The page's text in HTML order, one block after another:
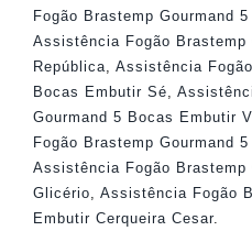
Fogão Brastemp Gourmand
Assistência Fogão
República
Assistência
Bocas Embutir Sé
Gourmand 5 Bocas Embutir
Fogão Brastemp Gourmand
Assistência Fogão
Glicério
Assistência Fogão
Embutir Cerqueira Cesar.